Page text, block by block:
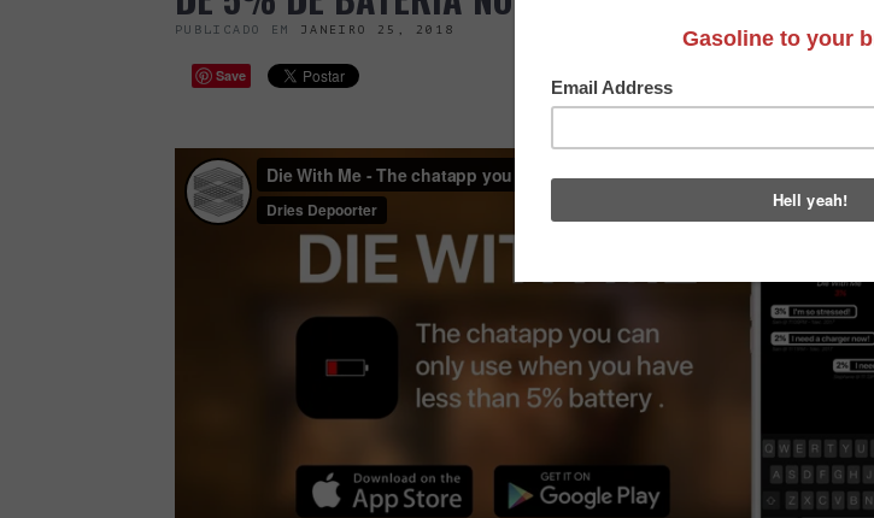
PUBLICADO EM JANEIRO 25, 2018
Save